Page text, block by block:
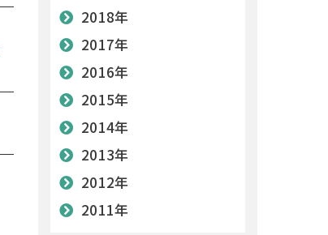
2018年
2017年
2016年
2015年
2014年
2013年
2012年
2011年